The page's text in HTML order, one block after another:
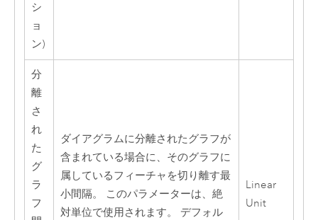
シ
ョ
ン)
分
離
さ
れ
た
グ
ラ
フ
ダイアグラムに分離されたグラフが
含まれている場合に、そのグラフに
属しているフィーチャを切り離す最
小間隔。 このパラメーターは、絶
対単位で使用されます。 デフォル
Linear
Unit